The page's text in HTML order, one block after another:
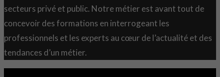
secteurs privé et public. Notre métier est avant tout de
concevoir des formations en interrogeant les
professionnels et les experts au cœur de l’actualité et des
tendances d’un métier.